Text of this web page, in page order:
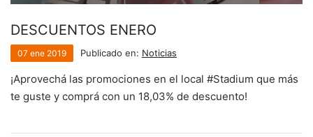
DESCUENTOS ENERO
07 ene 2019 Publicado en: Noticias
¡Aprovechá las promociones en el local #Stadium que más
te guste y comprá con un 18,03% de descuento!